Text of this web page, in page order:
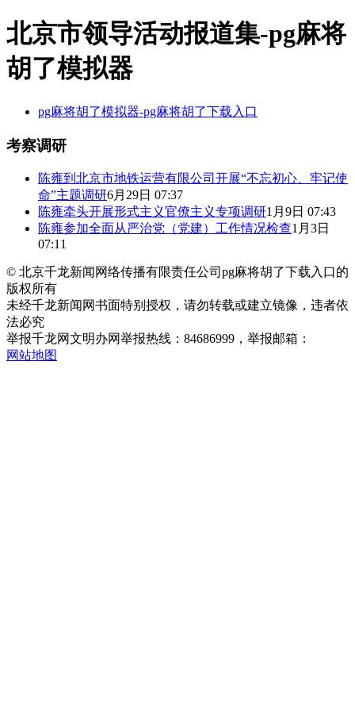
北京市领导活动报道集-pg麻将
胡了模拟器
pg麻将胡了模拟器-pg麻将胡了下载入口
考察调研
陈雍到北京市地铁运营有限公司开展“不忘初心、牢记使
命”主题调研6月29日 07:37
陈雍牵头开展形式主义官僚主义专项调研1月9日 07:43
陈雍参加全面从严治党（党建）工作情况检查1月3日
07:11
© 北京千龙新闻网络传播有限责任公司pg麻将胡了下载入口的
版权所有
未经千龙新闻网书面特别授权，请勿转载或建立镜像，违者依
法必究
举报千龙网文明办网举报热线：84686999，举报邮箱：
网站地图